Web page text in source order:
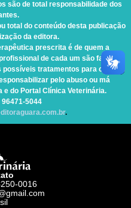
são de total responsabilidade dos
total do conteúdo desta publicação
da editora.
prescrita é de quem a
de cada um são fatores
possíveis tratamentos para cada
pelo abuso ou má
e do Portal Clínica Veterinária.
96471-5044
.
0016